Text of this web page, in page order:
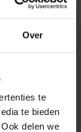
Over
te
te bieden
delen we